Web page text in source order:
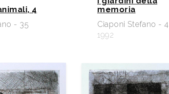
4
- 35
memoria
Ciaponi Stefano - 4
1992